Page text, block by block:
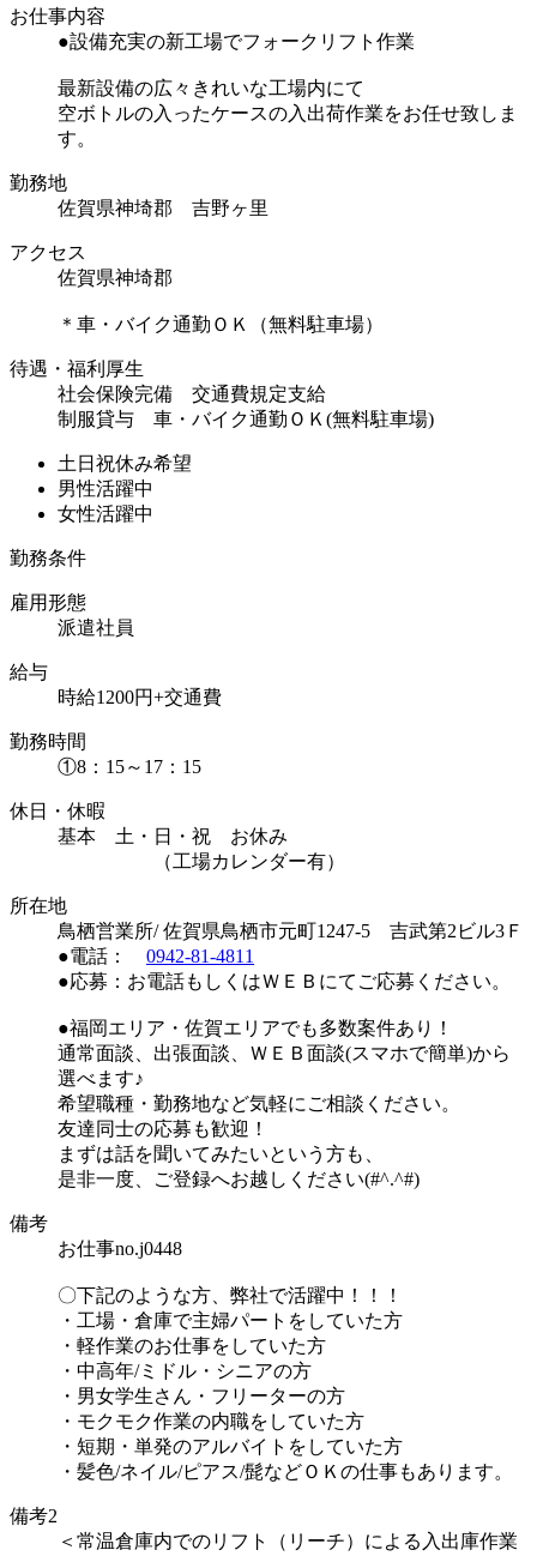
お仕事内容
●設備充実の新工場でフォークリフト作業
最新設備の広々きれいな工場内にて
空ボトルの入ったケースの入出荷作業をお任せ致しま
す。
勤務地
佐賀県神埼郡 吉野ヶ里
アクセス
佐賀県神埼郡
＊車・バイク通勤ＯＫ（無料駐車場）
待遇・福利厚生
社会保険完備 交通費規定支給
制服貸与 車・バイク通勤ＯＫ(無料駐車場)
土日祝休み希望
男性活躍中
女性活躍中
勤務条件
雇用形態
派遣社員
給与
時給1200円+交通費
勤務時間
①8：15～17：15
休日・休暇
基本 土・日・祝 お休み
（工場カレンダー有）
所在地
鳥栖営業所/ 佐賀県鳥栖市元町1247-5 吉武第2ビル3Ｆ
●電話： 0942-81-4811
●応募：お電話もしくはＷＥＢにてご応募ください。
●福岡エリア・佐賀エリアでも多数案件あり！
通常面談、出張面談、ＷＥＢ面談(スマホで簡単)から
選べます♪
希望職種・勤務地など気軽にご相談ください。
友達同士の応募も歓迎！
まずは話を聞いてみたいという方も、
是非一度、ご登録へお越しください(#^.^#)
備考
お仕事no.j0448
〇下記のような方、弊社で活躍中！！！
・工場・倉庫で主婦パートをしていた方
・軽作業のお仕事をしていた方
・中高年/ミドル・シニアの方
・男女学生さん・フリーターの方
・モクモク作業の内職をしていた方
・短期・単発のアルバイトをしていた方
・髪色/ネイル/ピアス/髭などＯＫの仕事もあります。
備考2
＜常温倉庫内でのリフト（リーチ）による入出庫作業